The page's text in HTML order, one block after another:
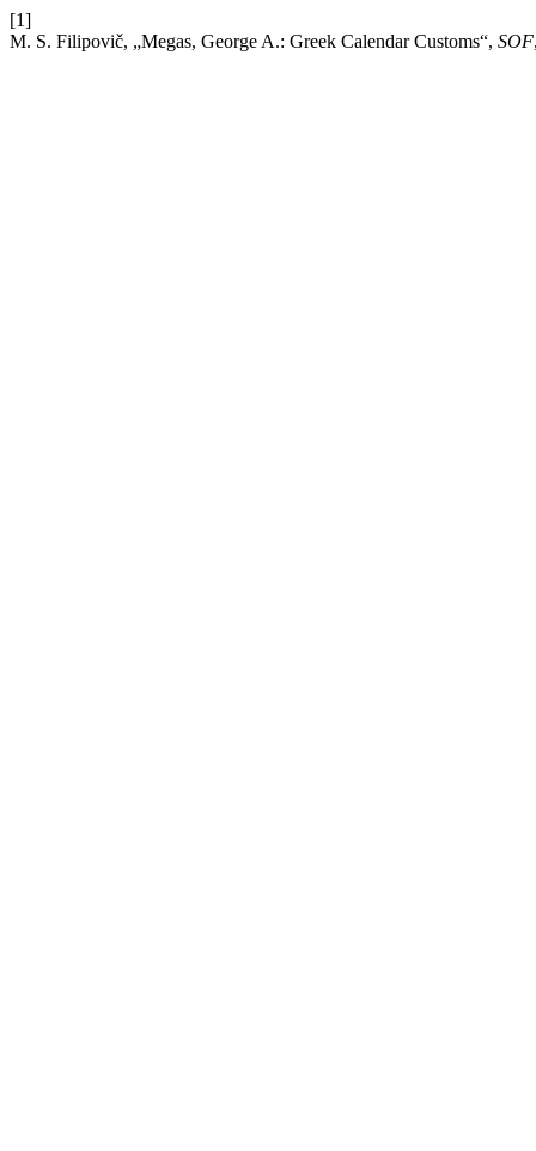
[1]
M. S. Filipovič, „Megas, George A.: Greek Calendar Customs“, SOF